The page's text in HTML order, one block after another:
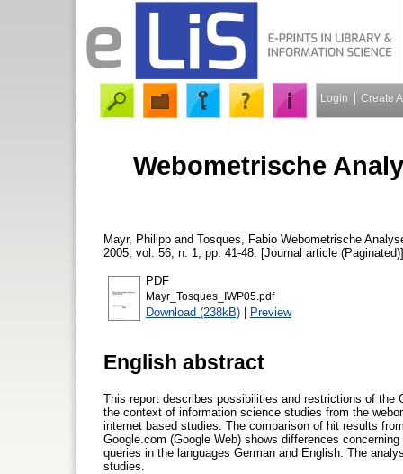
Login Create
Webometrische
Mayr, Philipp and Tosques, Fabio Webometrische
2005, vol. 56, n. 1, pp. 41-48. [Journal article (Paginated)]
PDF
Mayr_Tosques_IWP05.pdf
Download (238kB) | Preview
English abstract
This report describes possibilities and restrictions of the
the context of information science studies from the
internet based studies. The comparison of hit results
Google.com (Google Web) shows differences
queries in the languages German and English. The
studies.